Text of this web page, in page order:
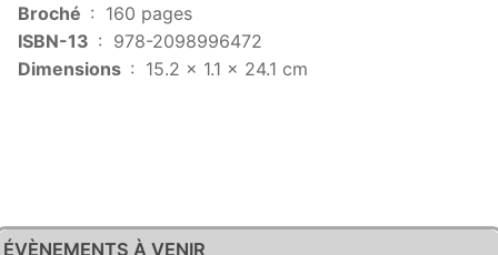
: ‎ 160 pages
: ‎ 978-2098996472
: ‎ 15.2 x 1.1 x 24.1 cm
ÉVÈNEMENTS À VENIR